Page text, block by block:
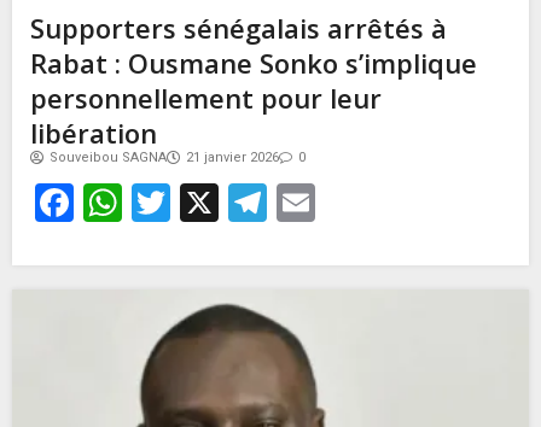
Supporters sénégalais arrêtés à
Rabat : Ousmane Sonko s’implique
personnellement pour leur
libération
Souveibou SAGNA 21 janvier 2026 0
Facebook
WhatsApp
Twitter
X Telegram